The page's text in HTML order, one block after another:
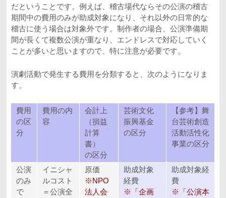
だということです。例えば、稽古場代ならその公演の稽古
期間中の費用のみが助成対象になり、それ以外の日常的な
稽古に使う場合は対象外です。制作者の場合、公演準備期
間が長くて複数公演が重なり、エンドレスで対応していく
ことが多いと思いますので、特に注意が必要です。
演劇活動で発生する費用を分類すると、次のようになりま
す。
費用
の区
分
費用の内
容
会計上
（損益
計算
書）
の区分
芸術文化
振興基金
の区分
【参考】舞
台芸術創造
活動活性化
事業の区分
公演
のみ
で
イニシャ
ルコスト
＝公演全
原価
※NPO
法人会
助成対象
経費
※「企画
助成対象経
費
※「公演本